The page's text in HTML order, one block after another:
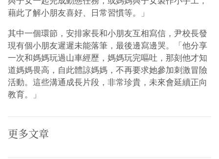
藉此了解小朋友喜好、日常習慣等。」
其中一個環節，安排家長和小朋友互相寫信，尹校長發
現有個小朋友遲遲未能落筆，最後邊寫邊哭。「他分享
一次和媽媽玩過山車經歷，媽媽玩完嘔吐，那刻他才知
道媽媽畏高，自此體諒媽媽，不再要求她參加刺激冒險
活動。這些溝通成長片段，非常珍貴，未來會延續正向
教育。」
更多文章